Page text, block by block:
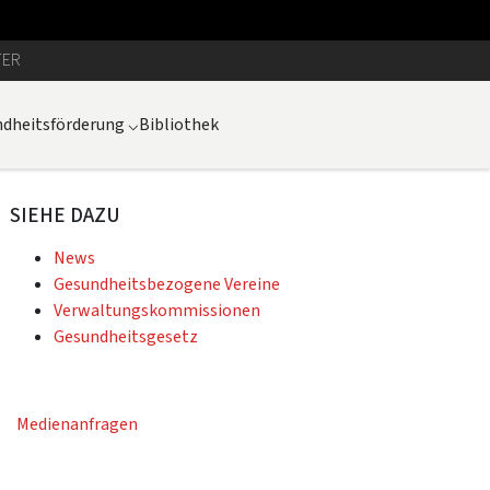
⌵Bibliothek
SIEHE DAZU
News
Gesundheitsbezogene Vereine
Verwaltungskommissionen
Gesundheitsgesetz
Medienanfragen